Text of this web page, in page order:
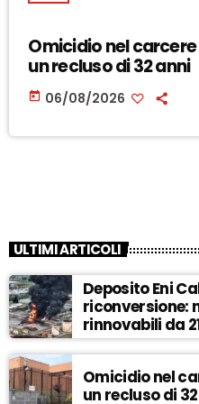
Omicidio nel
un recluso di 32 anni
today 06/08/2026
ULTIMI ARTICOLI
Deposito Eni
riconversione:
rinnovabili da
Omicidio nel
un recluso di